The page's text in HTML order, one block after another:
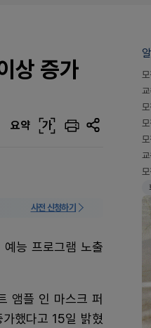
상 증가
요약 가
사전 신청하기
능 프로그램 노출
앰플 인 마스크 퍼
했다고 15일 밝혔